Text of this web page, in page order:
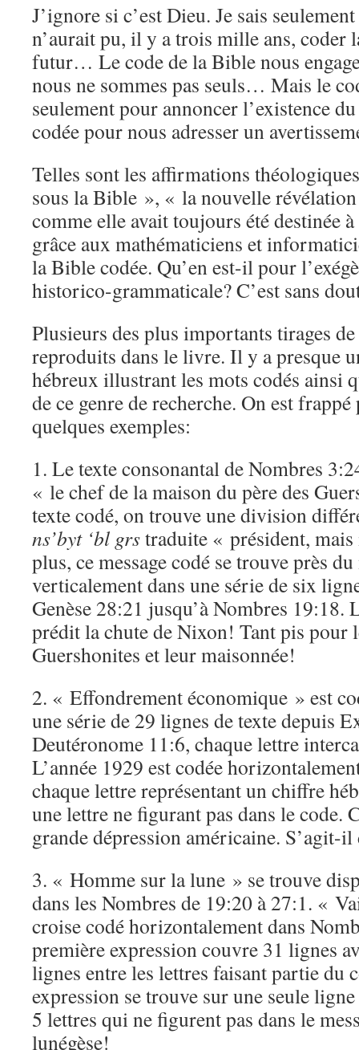
J’ignore si c’est Dieu. Je sais
n’aurait pu, il y a trois mille ans, coder
futur… Le code de la Bible nous
nous ne sommes pas seuls… Mais le
seulement pour annoncer l’existence
codée pour nous adresser un
Telles sont les affirmations
sous la Bible », « la nouvelle
comme elle avait toujours été destinée
grâce aux mathématiciens et
la Bible codée. Qu’en est-il pour
historico-grammaticale? C’est sans
Plusieurs des plus importants tirages
reproduits dans le livre. Il y a presque
hébreux illustrant les mots codés ainsi
de ce genre de recherche. On est
quelques exemples:
1. Le texte consonantal de Nombres
« le chef de la maison du père des
texte codé, on trouve une division
ns’byt ‘bl grstraduite « président, mais
plus, ce message codé se trouve près
verticalement dans une série de six
Genèse 28:21 jusqu’à Nombres 19:18.
prédit la chute de Nixon! Tant pis pour
Guershonites et leur maisonnée!
2. « Effondrement économique » est
une série de 29 lignes de texte depuis
Deutéronome 11:6, chaque lettre
L’année 1929 est codée
chaque lettre représentant un chiffre
une lettre ne figurant pas dans le code.
grande dépression américaine. S’agit-il
3. « Homme sur la lune » se trouve
dans les Nombres de 19:20 à 27:1. «
croise codé horizontalement dans
première expression couvre 31 lignes
lignes entre les lettres faisant partie du
expression se trouve sur une seule
5 lettres qui ne figurent pas dans le
lunégèse!